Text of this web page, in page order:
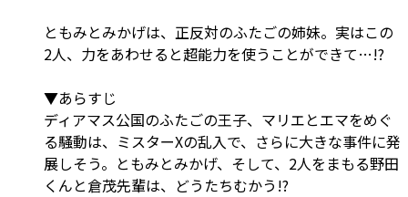
ともみとみかげは、正反対のふたごの姉妹。実はこの
2人、力をあわせると超能力を使うことができて…!?
▼あらすじ
ディアマス公国のふたごの王子、マリエとエマをめぐ
る騒動は、ミスターXの乱入で、さらに大きな事件に発
展しそう。ともみとみかげ、そして、2人をまもる野田
くんと倉茂先輩は、どうたちむかう!?